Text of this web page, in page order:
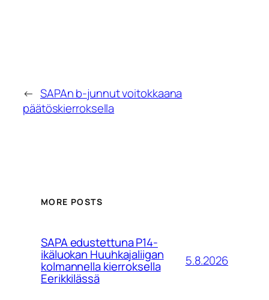
← SAPAn b-junnut voitokkaana
päätöskierroksella
MORE POSTS
SAPA edustettuna P14-
ikäluokan Huuhkajaliigan
kolmannella kierroksella
Eerikkilässä
5.8.2026